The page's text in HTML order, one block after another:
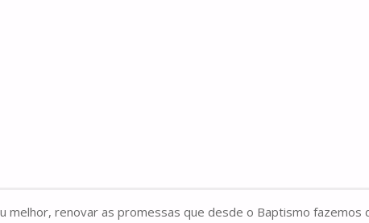
melhor, renovar as promessas que desde o Baptismo